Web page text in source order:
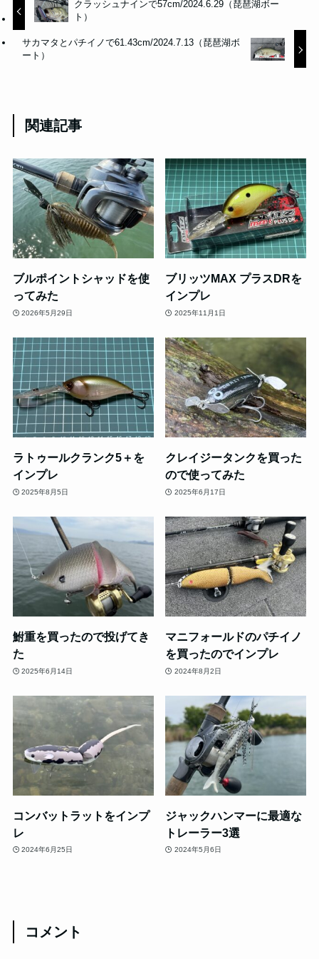
クラッシュナインで57cm/2024.6.29（琵琶湖ボー
ト）
サカマタとパチイノで61.43cm/2024.7.13（琵琶湖ボ
ート）
関連記事
ブルポイントシャッドを使
ってみた
2026年5月29日
ブリッツMAX プラスDRを
インプレ
2025年11月1日
ラトゥールクランク5＋を
インプレ
2025年8月5日
クレイジータンクを買った
ので使ってみた
2025年6月17日
鮒重を買ったので投げてき
た
2025年6月14日
マニフォールドのパチイノ
を買ったのでインプレ
2024年8月2日
コンバットラットをインプ
レ
2024年6月25日
ジャックハンマーに最適な
トレーラー3選
2024年5月6日
コメント